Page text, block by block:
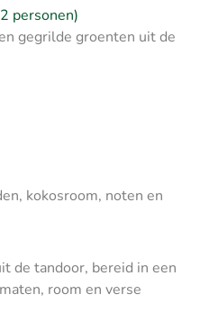
personen)
gegrilde groenten uit de
kokosroom, noten en
de tandoor, bereid in een
room en verse